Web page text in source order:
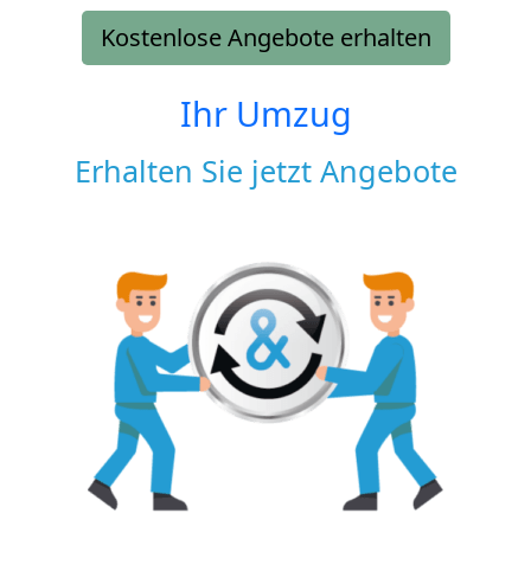
Kostenlose Angebote erhalten
Ihr Umzug
Erhalten Sie jetzt Angebote